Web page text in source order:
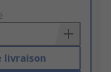
livraison